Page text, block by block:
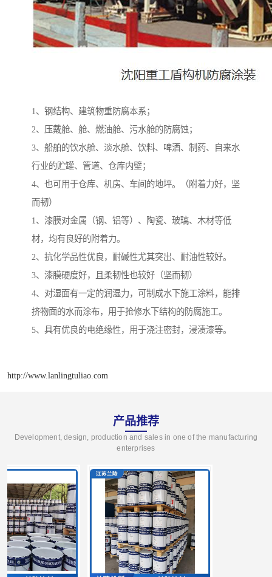
1、钢结构、建筑物重防腐本系；
2、压戴舱、舱、燃油舱、污水舱的防腐蚀；
3、船舶的饮水舱、淡水舱、饮料、啤酒、制药、自来水
行业的贮罐、管道、仓库内壁；
4、也可用于仓库、机房、车间的地坪。（附着力好，坚
而韧）
1、漆膜对金属（钢、铝等）、陶瓷、玻璃、木材等低
材，均有良好的附着力。
2、抗化学品性优良，耐碱性尤其突出、耐油性较好。
3、漆膜硬度好，且柔韧性也较好（坚而韧）
4、对湿面有一定的润湿力，可制成水下施工涂料，能排
挤物面的水而涂布，用于抢修水下结构的防腐施工。
5、具有优良的电绝缘性，用于浇注密封，浸渍漆等。
http://www.lanlingtuliao.com
产品推荐
Development, design, production and sales in one of the manufacturing
enterprises